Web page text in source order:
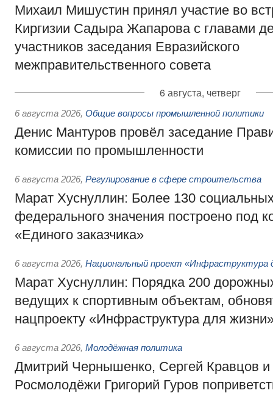
Михаил Мишустин принял участие во
Киргизии Садыра Жапарова с главами
участников заседания Евразийского
межправительственного совета
6 августа, четверг
6 августа 2026, Общие вопросы промышленной политики
Денис Мантуров провёл заседание
комиссии по промышленности
6 августа 2026, Регулирование в сфере строительства
Марат Хуснуллин: Более 130
федерального значения построено под
«Единого заказчика»
6 августа 2026, Национальный проект «Инфраструктура
Марат Хуснуллин: Порядка 200
ведущих к спортивным объектам,
нацпроекту «Инфраструктура для
6 августа 2026, Молодёжная политика
Дмитрий Чернышенко, Сергей Кравцов и
Росмолодёжи Григорий Гуров